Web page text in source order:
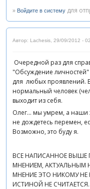
» Войдите в систему для
Автор: Lachesis 29/09/2012 -
Очередной раз для
"Обсуждение личностей"
для любых проявлений.
нормальный человек
выходит из себя.
Олег... мы умрем, а наши
не дождетесь перемен,
Возможно, это буду я.
ВСЕ НАПИСАННОЕ
МНЕНИЕМ, АКТУАЛЬНЫМ
МНЕНИЕ ЭТО НИКОМУ
ИСТИНОЙ НЕ СЧИТАЕТСЯ.